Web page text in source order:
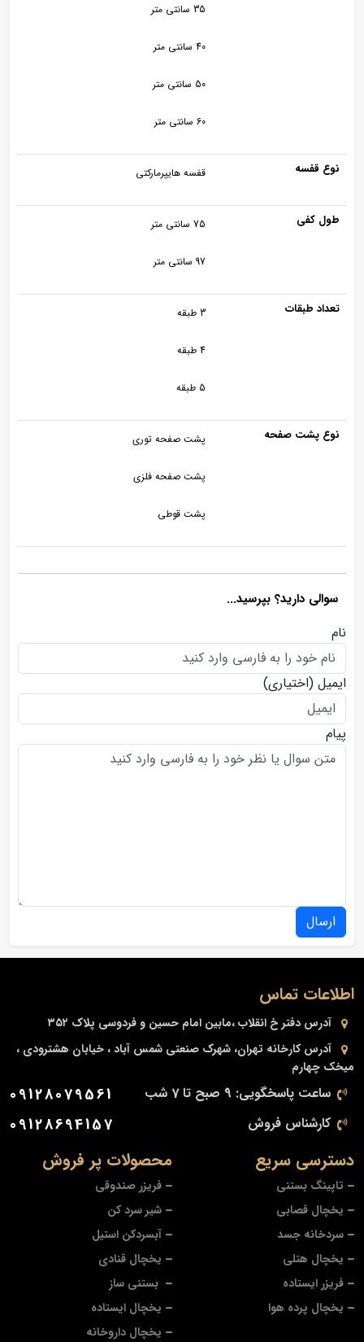
35 سانتی متر
40 سانتی متر
50 سانتی متر
60 سانتی متر
نوع قفسه قفسه هایپرمارکتی
طول کفی 75 سانتی متر
97 سانتی متر
تعداد طبقات 3 طبقه
4 طبقه
5 طبقه
نوع پشت صفحه پشت صفحه توری
پشت صفحه فلزی
پشت قوطی
سوالی دارید؟ بپرسید...
نام
ایمیل (اختیاری)
پیام
ارسال
محصولات پر فروش
فریزر صندوقی
شیر سرد کن
آبسردکن استیل
یخچال قنادی
بستنی ساز
یخچال ایستاده
یخچال داروخانه
دسترسی سریع
تاپینگ بستنی
یخچال قصابی
سردخانه جسد
یخچال هتلی
فریزر ایستاده
یخچال پرده هوا
اطلاعات تماس
آدرس دفتر خ انقلاب ،مابین امام حسین و فردوسی پلاک ۳۵۲
آدرس کارخانه تهران، شهرک صنعتی شمس آباد ، خیابان هشترودی ،
میخک چهارم
ساعت پاسخگویی: 9 صبح تا 7 شب 09128079561
کارشناس فروش 09128694157